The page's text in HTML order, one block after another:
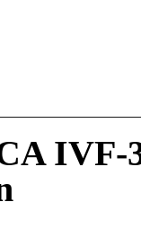
IVF-